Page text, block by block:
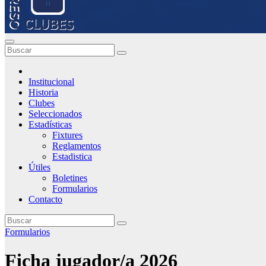
Institucional
Historia
Clubes
Seleccionados
Estadísticas
Fixtures
Reglamentos
Estadistica
Útiles
Boletines
Formularios
Contacto
Formularios
Ficha jugador/a 2026